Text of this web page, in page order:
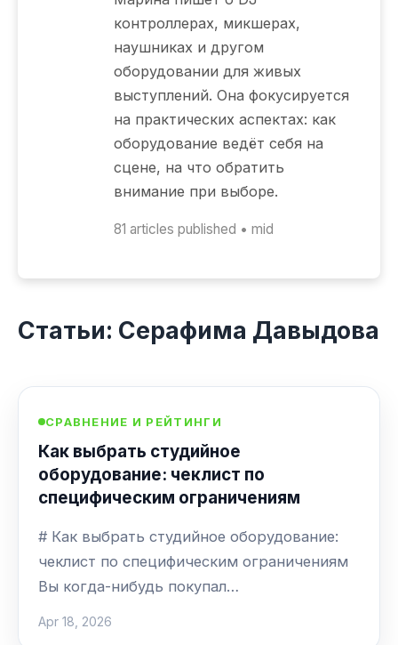
контроллерах, микшерах,
наушниках и другом
оборудовании для живых
выступлений. Она фокусируется
на практических аспектах: как
оборудование ведёт себя на
сцене, на что обратить
внимание при выборе.
81 articles published • mid
Статьи: Серафима Давыдова
СРАВНЕНИЕ И РЕЙТИНГИ
Как выбрать студийное
оборудование: чеклист по
специфическим ограничениям
# Как выбрать студийное оборудование:
чеклист по специфическим ограничениям
Вы когда-нибудь покупал…
Apr 18, 2026